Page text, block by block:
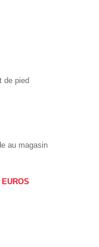
de pied
au magasin